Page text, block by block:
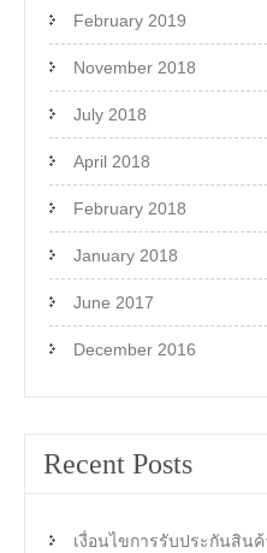
February 2019
November 2018
July 2018
April 2018
February 2018
January 2018
June 2017
December 2016
Recent Posts
เงื่อนไขการรับประกันสินค้